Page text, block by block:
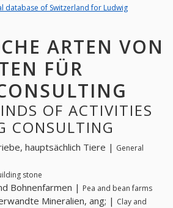
database of Switzerland for Ludwig
ARTEN VON
FÜR
OF ACTIVITIES
CONSULTING
hauptsächlich Tiere | General
stone
Bohnenfarmen | Pea and bean farms
Mineralien, ang; | Clay and